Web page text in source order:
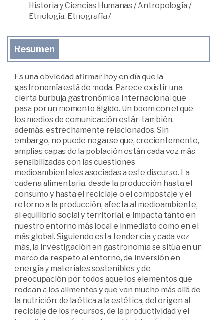
Historia y Ciencias Humanas /Antropología /
Etnología. Etnografía /
Resumen
Es una obviedad afirmar hoy en día que la
gastronomía está de moda. Parece existir una
cierta burbuja gastronómica internacional que
pasa por un momento álgido. Un boom con el que
los medios de comunicación están también,
además, estrechamente relacionados. Sin
embargo, no puede negarse que, crecientemente,
amplias capas de la población están cada vez más
sensibilizadas con las cuestiones
medioambientales asociadas a este discurso. La
cadena alimentaria, desde la producción hasta el
consumo y hasta el reciclaje o el compostaje y el
retorno a la producción, afecta al medioambiente,
al equilibrio social y territorial, e impacta tanto en
nuestro entorno más local e inmediato como en el
más global. Siguiendo esta tendencia y cada vez
más, la investigación en gastronomía se sitúa en un
marco de respeto al entorno, de inversión en
energía y materiales sostenibles y de
preocupación por todos aquellos elementos que
rodean a los alimentos y que van mucho más allá de
la nutrición: de la ética a la estética, del origen al
reciclaje de los recursos, de la productividad y el